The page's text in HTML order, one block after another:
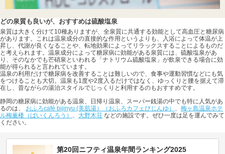
どの泉質も良いが、おすすめは硫酸塩泉
泉質は大きく分けて10種ありますが、全泉質に共通する効能として高血圧と糖尿病
があります。これは温泉成分の直接的な作用というよりも、入浴によって体温が上
昇し、代謝が良くなることや、転地効果によってリラックスすることによるものだ
と考えられます。温泉成分によって糖尿病に効能がある泉質には、硫酸塩泉があ
り、そのなかでも芒硝泉といわれる「ナトリウム硫酸塩泉」が飲泉できる場合に効
能が得られると言われています。
温泉の利用だけで糖尿病を改善することは難しいので、食事や運動習慣などにも気
をつけることも大切。温泉も1度や2度入るだけではなく、ゆっくりと腰を据えて滞
在し、昔ながらの湯治スタイルでじっくりと利用するのもおすすめです。
静岡の糖尿病に効能がある温泉、日帰り温泉、スーパー銭湯の中でも特に人気があ
るのは、 おふろcafé bijinyu (美肌湯）（おふろカフェびじんゆ） 、 梅ヶ島温泉ホテ
ル梅薫楼（ばいくんろう） 、 大野木荘 などの施設です。ぜひ一度は足を運んでみて
ください。
第20回ニフティ温泉年間ランキング2025